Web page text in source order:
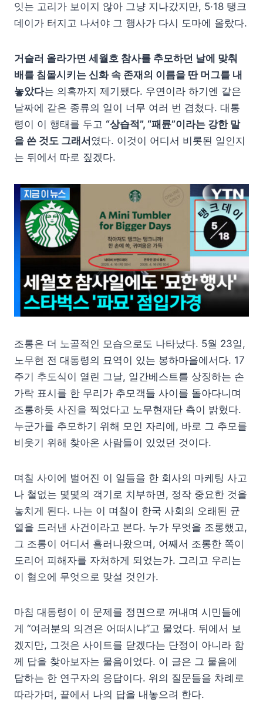
잇는 고리가 보이지 않아 그냥 지나갔지만, 5·18 탱크
데이가 터지고 나서야 그 행사가 다시 도마에 올랐다.
거슬러 올라가면 세월호 참사를 추모하던 날에 맞춰
배를 침몰시키는 신화 속 존재의 이름을 딴 머그를 내
놓았다는 의혹까지 제기됐다. 우연이라 하기엔 같은
날짜에 같은 종류의 일이 너무 여러 번 겹쳤다. 대통
령이 이 행태를 두고 “상습적”, “패륜”이라는 강한 말
을 쓴 것도 그래서 였다. 이것이 어디서 비롯된 일인지
는 뒤에서 따로 짚겠다.
조롱은 더 노골적인 모습으로도 나타났다. 5월 23일,
노무현 전 대통령의 묘역이 있는 봉하마을에서다. 17
주기 추도식이 열린 그날, 일간베스트를 상징하는 손
가락 표시를 한 무리가 추모객들 사이를 돌아다니며
조롱하듯 사진을 찍었다고 노무현재단 측이 밝혔다.
누군가를 추모하기 위해 모인 자리에, 바로 그 추모를
비웃기 위해 찾아온 사람들이 있었던 것이다.
며칠 사이에 벌어진 이 일들을 한 회사의 마케팅 사고
나 철없는 몇몇의 객기로 치부하면, 정작 중요한 것을
놓치게 된다. 나는 이 며칠이 한국 사회의 오래된 균
열을 드러낸 사건이라고 본다. 누가 무엇을 조롱했고,
그 조롱이 어디서 흘러나왔으며, 어째서 조롱한 쪽이
도리어 피해자를 자처하게 되었는가. 그리고 우리는
이 혐오에 무엇으로 맞설 것인가.
마침 대통령이 이 문제를 정면으로 꺼내며 시민들에
게 “여러분의 의견은 어떠시냐”고 물었다. 뒤에서 보
겠지만, 그것은 사이트를 닫겠다는 단정이 아니라 함
께 답을 찾아보자는 물음이었다. 이 글은 그 물음에
답하는 한 연구자의 응답이다. 위의 질문들을 차례로
따라가며, 끝에서 나의 답을 내놓으려 한다.